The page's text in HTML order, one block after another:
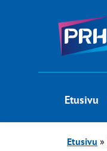
Etusivu
Etusivu »